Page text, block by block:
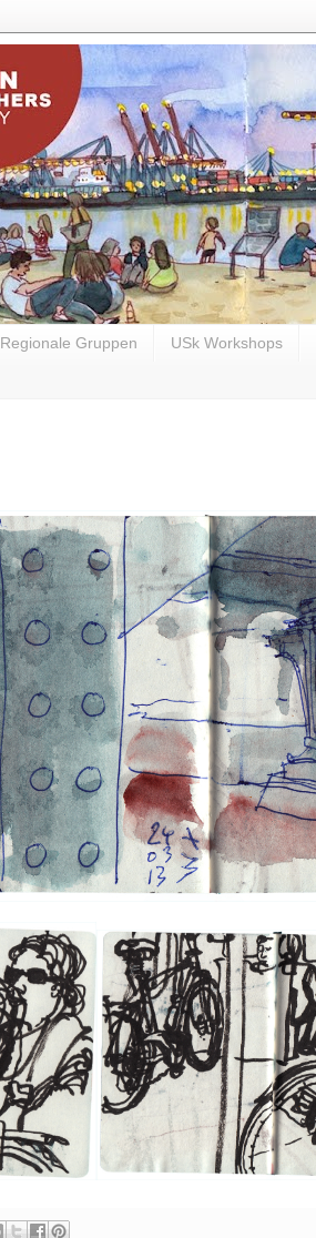
Regionale Gruppen USk Workshops